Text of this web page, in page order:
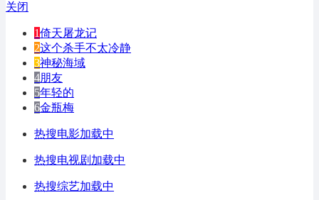
关闭
1倚天屠龙记
2这个杀手不太冷静
3神秘海域
4朋友
5年轻的
6金瓶梅
热搜电影加载中
热搜电视剧加载中
热搜综艺加载中